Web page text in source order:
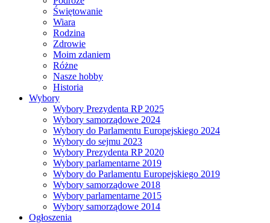
Świętowanie
Wiara
Rodzina
Zdrowie
Moim zdaniem
Różne
Nasze hobby
Historia
Wybory
Wybory Prezydenta RP 2025
Wybory samorządowe 2024
Wybory do Parlamentu Europejskiego 2024
Wybory do sejmu 2023
Wybory Prezydenta RP 2020
Wybory parlamentarne 2019
Wybory do Parlamentu Europejskiego 2019
Wybory samorządowe 2018
Wybory parlamentarne 2015
Wybory samorządowe 2014
Ogłoszenia